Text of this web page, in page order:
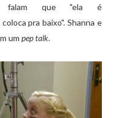
falam que "ela é
pra baixo". Shanna e
um pep talk.